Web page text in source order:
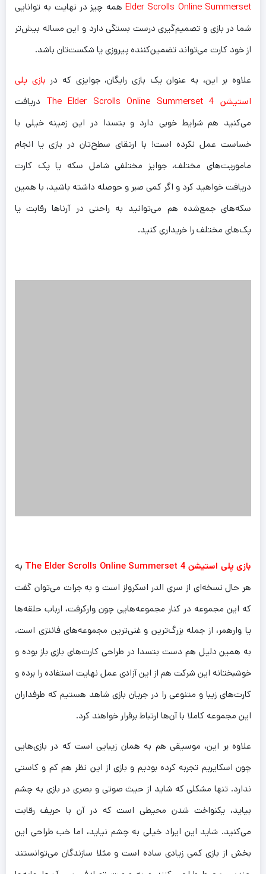
Elder Scrolls Online Summerset همه چیز در نهایت به توانایی
شما در بازی و تصمیم‌گیری درست بستگی دارد و این مساله بیش‌تر
از خود کارت می‌تواند تضمین‌کننده پیروزی یا شکست‌تان باشد.
علاوه بر این، به عنوان یک بازی رایگان، جوایزی که در بازی پلی
استیشن 4 The Elder Scrolls Online Summerset
دریافت
می‌کنید هم شرایط خوبی دارد و بتسدا در این زمینه خیلی با
خساست عمل نکرده است! با ارتقای سطح‌تان در بازی یا انجام
ماموریت‌های مختلف، جوایز مختلفی شامل سکه یا پک کارت
دریافت خواهید کرد و اگر کمی صبر و حوصله داشته باشید، با همین
سکه‌های جمع‌شده هم می‌توانید به راحتی در آرنا‌ها رقابت یا
پک‌های مختلف را خریداری کنید.
بازی پلی استیشن 4 The Elder Scrolls Online Summerset
به
هر حال نسخه‌ای از سری الدر اسکرولز است و به جرات می‌توان گفت
که این مجموعه در کنار مجموعه‌هایی چون وارکرفت، ارباب حلقه‌ها
یا وارهمر، از جمله بزرگ‌ترین و غنی‌ترین مجموعه‌های فانتزی است.
به همین دلیل هم دست بتسدا در طراحی کارت‌های بازی باز بوده و
خوشبختانه این شرکت هم از این آزادی عمل نهایت استفاده را برده و
کارت‌های زیبا و متنوعی را در جریان بازی شاهد هستیم که طرفداران
این مجموعه کاملا با آن‌ها ارتباط برقرار خواهند کرد.
علاوه بر این، موسیقی هم به همان زیبایی است که در بازی‌هایی
چون اسکایریم تجربه کرده بودیم و بازی از این نظر هم کم و کاستی
ندارد. تنها مشکلی که شاید از حیث صوتی و بصری در بازی به چشم
بیاید، یکنواخت شدن محیطی است که در آن با حریف رقابت
می‌کنید. شاید این ایراد خیلی به چشم نیاید، اما خب طراحی این
بخش از بازی کمی زیادی ساده است و مثلا سازندگان می‌توانستند